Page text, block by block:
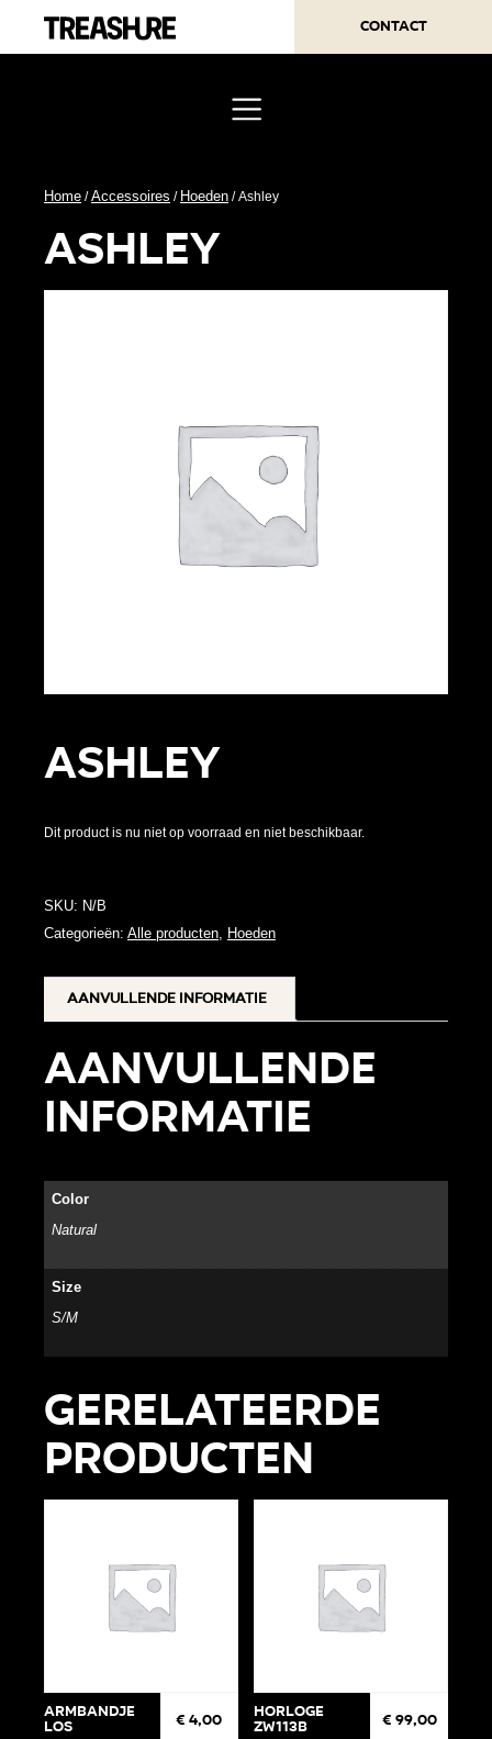
Contact
Home /Accessoires / Hoeden / Ashley
ashley
Ashley
Dit product is nu niet op voorraad en niet beschikbaar.
SKU: N/B
Categorieën: Alle producten Hoeden
Aanvullende informatie
Aanvullende
informatie
Color
Natural
Size
S/M
Gerelateerde
producten
Armbandje
Los € 4,00 Horloge
ZW113B € 99,00